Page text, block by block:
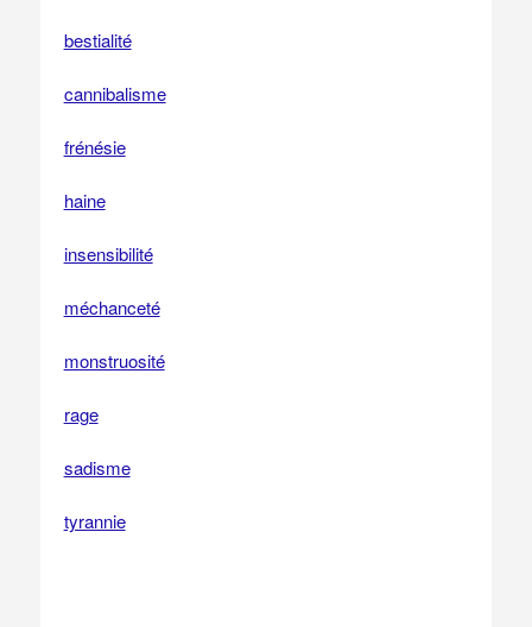
bestialité
cannibalisme
frénésie
haine
insensibilité
méchanceté
monstruosité
rage
sadisme
tyrannie